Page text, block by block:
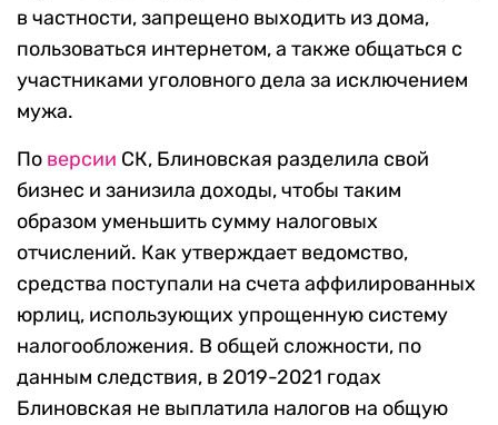
в частности, запрещено выходить из дома,
пользоваться интернетом, а также общаться с
участниками уголовного дела за исключением
мужа.
По версии СК, Блиновская разделила свой
бизнес и занизила доходы, чтобы таким
образом уменьшить сумму налоговых
отчислений. Как утверждает ведомство,
средства поступали на счета аффилированных
юрлиц, использующих упрощенную систему
налогообложения. В общей сложности, по
данным следствия, в 2019-2021 годах
Блиновская не выплатила налогов на общую